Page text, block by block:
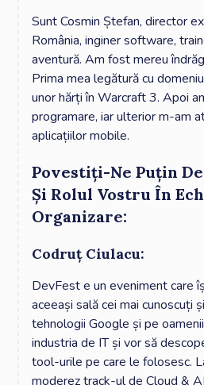
Sunt Cosmin Ștefan, director
România, inginer software,
aventură. Am fost mereu
Prima mea legătură cu
unor hărți în Warcraft 3. Apoi
programare, iar ulterior m-am
aplicațiilor mobile.
Povestiți-Ne Puțin
Și Rolul Vostru În
Organizare:
Codruț Ciulacu:
DevFest e un eveniment care
aceeași sală cei mai cunoscuți
tehnologii Google și pe
industria de IT și vor să
tool-urile pe care le folosesc.
moderez track-ul de Cloud &